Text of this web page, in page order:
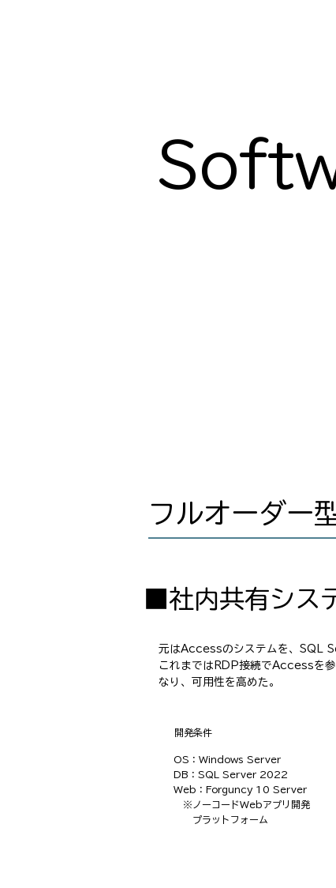
フルオーダー
■社内共有シス
元はAccessのシステムを、SQL
これまではRDP接続でAccessを
なり、可用性を高めた。
​開発条件
OS：Windows Server
DB：SQL Server 2022
Web：Forguncy 10 Server
※ノーコードWebアプリ開発
プラットフォーム